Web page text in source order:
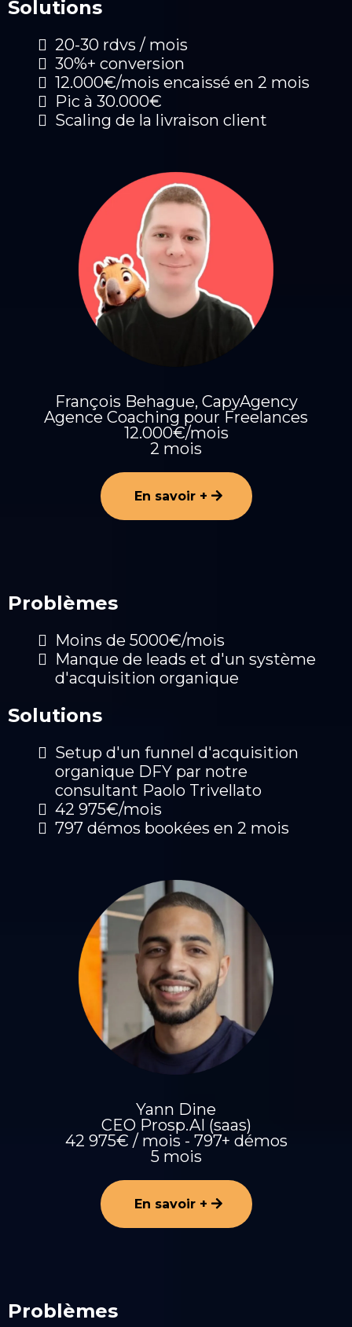
Solutions
20-30 rdvs / mois
30%+ conversion
12.000€/mois encaissé en 2 mois
Pic à 30.000€
Scaling de la livraison client
François Behague, CapyAgency
Agence Coaching pour Freelances
12.000€/mois
2 mois
En savoir +
Problèmes
Moins de 5000€/mois
Manque de leads et d'un système
d'acquisition organique
Solutions
Setup d'un funnel d'acquisition
organique DFY par notre
consultant Paolo Trivellato
42 975€/mois
797 démos bookées en 2 mois
Yann Dine
CEO Prosp.AI (saas)
42 975€ / mois - 797+ démos
5 mois
En savoir +
Problèmes